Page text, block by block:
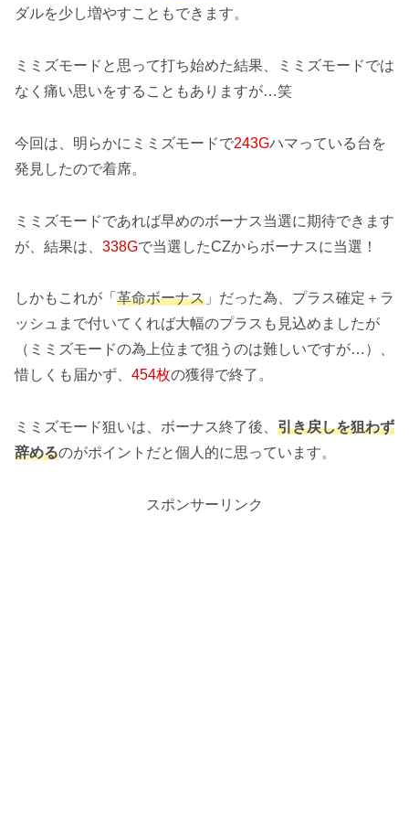
ダルを少し増やすこともできます。
ミミズモードと思って打ち始めた結果、ミミズモードでは
なく痛い思いをすることもありますが…笑
今回は、明らかにミミズモードで243Gハマっている台を
発見したので着席。
ミミズモードであれば早めのボーナス当選に期待できます
が、結果は、 338Gで当選したCZからボーナスに当選！
しかもこれが「 革命ボーナス 」だった為、プラス確定＋ラ
ッシュまで付いてくれば大幅のプラスも見込めましたが
（ミミズモードの為上位まで狙うのは難しいですが…）、
惜しくも届かず、 454枚の獲得で終了。
ミミズモード狙いは、ボーナス終了後、 引き戻しを狙わず
辞めるのがポイントだと個人的に思っています。
スポンサーリンク